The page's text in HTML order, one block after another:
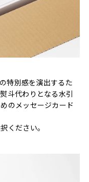
特別感を演出するた
斗代わりとなる水引
のメッセージカード
ください。